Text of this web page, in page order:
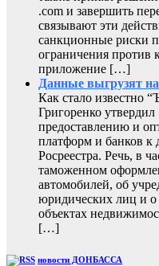
.com и завершить
связывают эти
санкционные риски
ограничения против
приложение […]
Данные выгрузят
Как стало известно
Григоренко
предоставлению и
платформ и банков
Росреестра. Речь, в
таможенном
автомобилей, об
юридических лиц и
объектах
[…]
новости ДОНБАССА